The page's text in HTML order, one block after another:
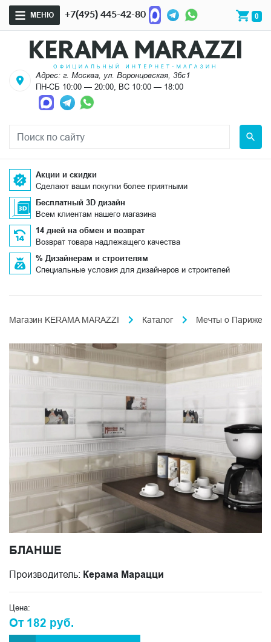
МЕНЮ +7(495) 445-42-80 0
Адрес: г. Москва, ул. Воронцовская, 36с1
ПН-СБ 10:00 — 20:00, ВС 10:00 — 18:00
Акции и скидки
Сделают ваши покупки более приятными
Бесплатный 3D дизайн
Всем клиентам нашего магазина
14 дней на обмен и возврат
Возврат товара надлежащего качества
% Дизайнерам и строителям
Специальные условия для дизайнеров и строителей
Магазин KERAMA MARAZZI Каталог Мечты о Париже
БЛАНШЕ
Производитель: Керама Марацци
Цена:
От 182 руб.